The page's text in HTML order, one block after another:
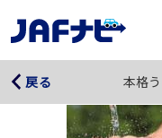
戻る 本格
本格うどん・きしめん め